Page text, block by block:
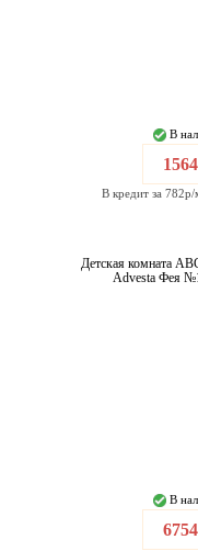
В
В кредит за 782р/
Детская комната
Advesta Фея
В